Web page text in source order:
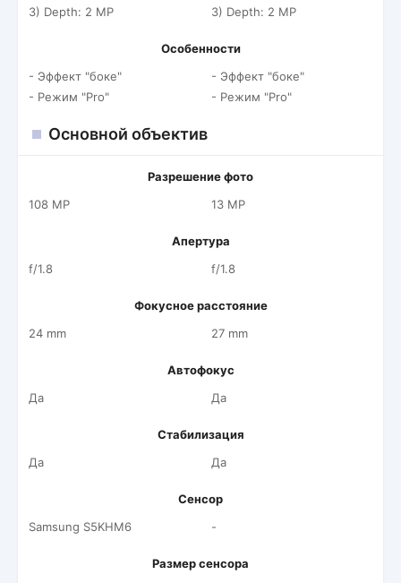
3) Depth: 2 MP
3) Depth: 2 MP
Особенности
- Эффект "боке"
- Режим "Pro"
- Эффект "боке"
- Режим "Pro"
Основной объектив
Разрешение фото
108 MP
13 MP
Апертура
f/1.8
f/1.8
Фокусное расстояние
24 mm
27 mm
Автофокус
Да
Да
Стабилизация
Да
Да
Сенсор
Samsung S5KHM6
-
Размер сенсора